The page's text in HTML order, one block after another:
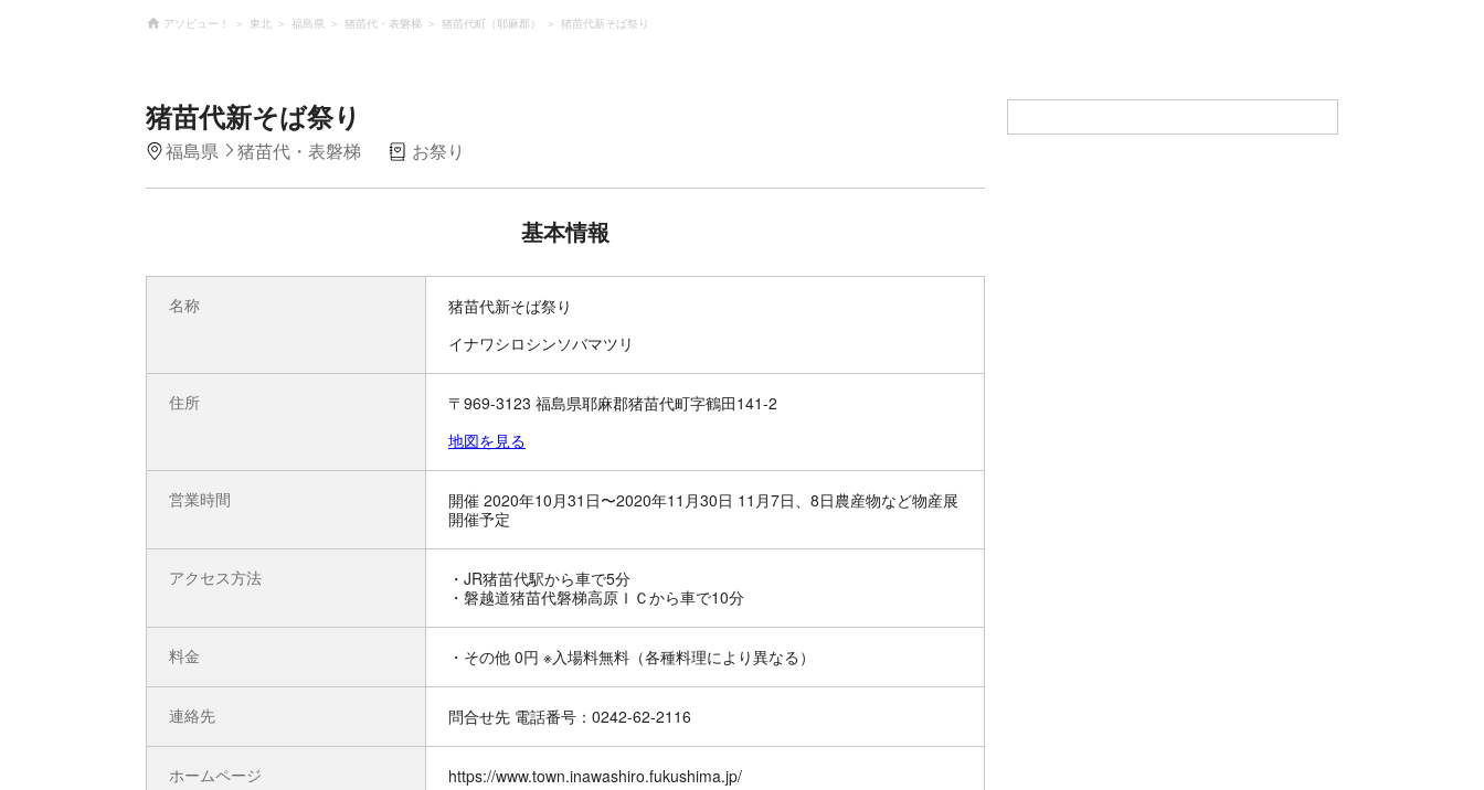
アソビュー！ 東北 福島県 猪苗代・表磐梯 猪苗代町（耶麻郡） 猪苗代新そば祭り
猪苗代新そば祭り
福島県 猪苗代・表磐梯 お祭り
基本情報
名称
猪苗代新そば祭り
イナワシロシンソバマツリ
住所
〒969-3123 福島県耶麻郡猪苗代町字鶴田141-2
地図を見る
営業時間
開催 2020年10月31日〜2020年11月30日 11月7日、8日農産物など物産展
開催予定
アクセス方法
・JR猪苗代駅から車で5分
・磐越道猪苗代磐梯高原ＩＣから車で10分
料金 ・その他 0円 ※入場料無料（各種料理により異なる）
連絡先 問合せ先 電話番号：0242-62-2116
ホームページ https://www.town.inawashiro.fukushima.jp/